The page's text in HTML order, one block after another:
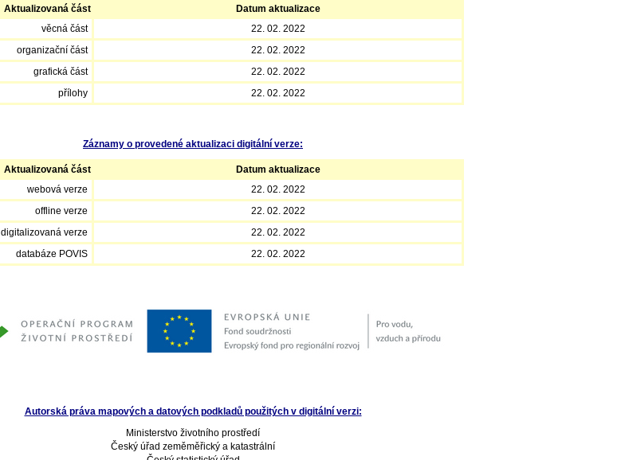
Aktualizovaná část
Datum aktualizace
věcná část
22. 02. 2022
organizační část
22. 02. 2022
grafická část
22. 02. 2022
přílohy
22. 02. 2022
Záznamy o provedené aktualizaci digitální verze:
Aktualizovaná část
Datum aktualizace
webová verze
22. 02. 2022
offline verze
22. 02. 2022
digitalizovaná verze
22. 02. 2022
databáze POVIS
22. 02. 2022
Autorská práva mapových a datových podkladů použitých v digitální verzi:
Ministerstvo životního prostředí
Český úřad zeměměřický a katastrální